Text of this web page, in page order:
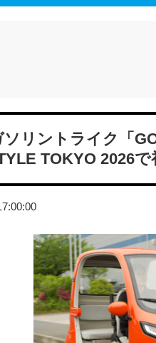
ソリントライク「
TOKYO 2026で